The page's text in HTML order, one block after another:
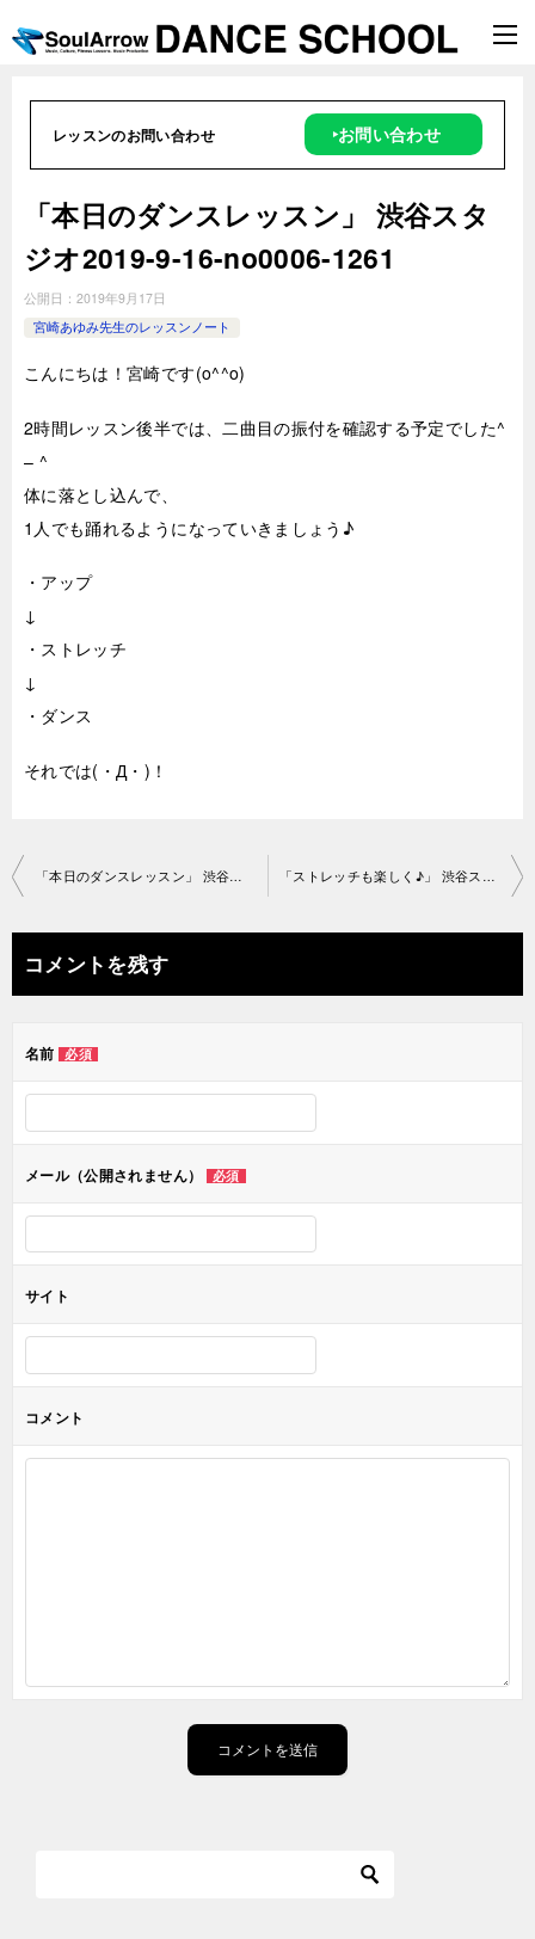
レッスンのお問い合わせ ‣お問い合わせ
「本日のダンスレッスン」 渋谷スタ
ジオ2019-9-16-no0006-1261
公開日： 2019年9月17日
宮崎あゆみ先生のレッスンノート
こんにちは！宮崎です(o^^o)
2時間レッスン後半では、二曲目の振付を確認する予定でした^
– ^
体に落とし込んで、
1人でも踊れるようになっていきましょう♪
・アップ
↓
・ストレッチ
↓
・ダンス
それでは(・Д・)！
投
ナ
ビ
ー
ン
「本日のダンスレッスン」 渋谷スタジオ2019-9-16-no0006-1261 「ストレッチも楽しく♪」 渋谷スタジオ2019-9-17-no0006-1008
コメントを残す
名前 必須
メール（公開されません） 必須
サイト
コメント